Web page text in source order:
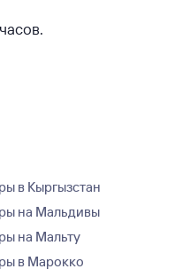
в Кыргызстан
на Мальдивы
на Мальту
в Марокко